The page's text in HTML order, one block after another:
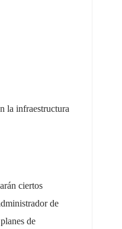
la infraestructura
ciertos
de
de